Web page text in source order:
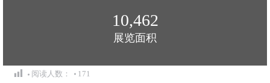
10,495
展览面积
阅读人数： 171